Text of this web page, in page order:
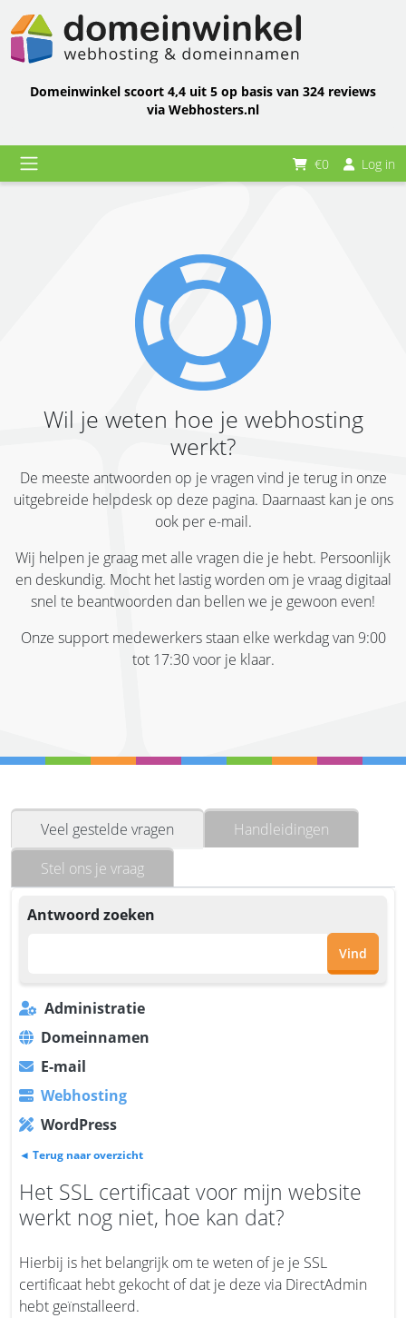
Domeinwinkel scoort 4,4 uit 5 op basis van 324 reviews
via Webhosters.nl
€0 Log in
Wil je weten hoe je webhosting
werkt?
De meeste antwoorden op je vragen vind je terug in onze
uitgebreide helpdesk op deze pagina. Daarnaast kan je ons
ook per e-mail.
Wij helpen je graag met alle vragen die je hebt. Persoonlijk
en deskundig. Mocht het lastig worden om je vraag digitaal
snel te beantwoorden dan bellen we je gewoon even!
Onze support medewerkers staan elke werkdag van 9:00
tot 17:30 voor je klaar.
Veel gestelde vragen
Handleidingen
Stel ons je vraag
Antwoord zoeken
Vind
Administratie
Domeinnamen
E-mail
Webhosting
WordPress
◄ Terug naar overzicht
Het SSL certificaat voor mijn website
werkt nog niet, hoe kan dat?
Hierbij is het belangrijk om te weten of je je SSL
certificaat hebt gekocht of dat je deze via DirectAdmin
hebt geïnstalleerd.